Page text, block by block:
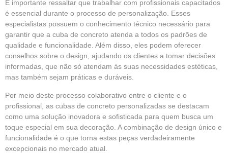
É importante ressaltar que trabalhar com profissionais capacitados
é essencial durante o processo de personalização. Esses
especialistas possuem o conhecimento técnico necessário para
garantir que a cuba de concreto atenda a todos os padrões de
qualidade e funcionalidade. Além disso, eles podem oferecer
conselhos sobre o design, ajudando os clientes a tomar decisões
informadas, que não só atendam às suas necessidades estéticas,
mas também sejam práticas e duráveis.
Por meio deste processo colaborativo entre o cliente e o
profissional, as cubas de concreto personalizadas se destacam
como uma solução inovadora e sofisticada para quem busca um
toque especial em sua decoração. A combinação de design único e
funcionalidade é o que torna estas peças verdadeiramente
excepcionais no mercado atual.